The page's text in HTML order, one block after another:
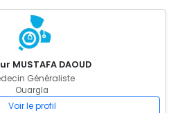
MUSTAFA DAOUD
Généraliste
Ouargla
Voir le profil